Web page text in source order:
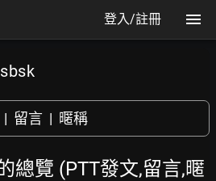
登入/註冊
| 留言 | 暱稱
總覽 (PTT發文,留言,暱